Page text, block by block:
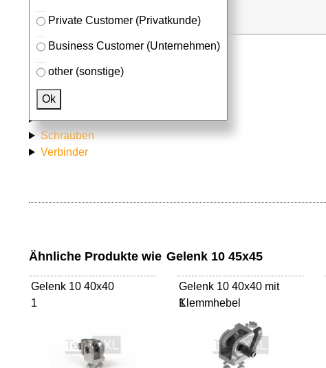
Private Customer (Privatkunde)
Business Customer (Unternehmen)
other (sonstige)
Ok
Stk. in Anfrageliste
Passendes Zubehör
Aluprofile
Hammermuttern
Schrauben
Verbinder
Ähnliche Produkte wie Gelenk 10 45x45
Gelenk 10 40x40
1
Gelenk 10 40x40 mit
Klemmhebel
1